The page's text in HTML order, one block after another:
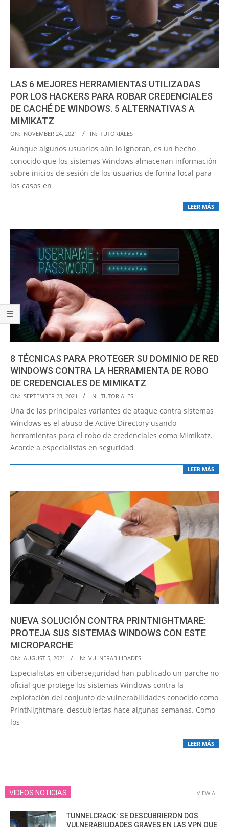
LAS 6 MEJORES HERRAMIENTAS UTILIZADAS
POR LOS HACKERS PARA ROBAR CREDENCIALES
DE CACHÉ DE WINDOWS. 5 ALTERNATIVAS A
MIMIKATZ
2021-
11-
ON: NOVEMBER 24, 2021 IN: TUTORIALES
Aunque algunos usuarios aún lo ignoran, es un hecho
conocido que los sistemas Windows almacenan información
sobre inicios de sesión de los usuarios de forma local para
los casos en
LEER MÁS
8 TÉCNICAS PARA PROTEGER SU DOMINIO DE RED
WINDOWS CONTRA LA HERRAMIENTA DE ROBO
DE CREDENCIALES DE MIMIKATZ
2021-
09-
23
ON: SEPTEMBER 23, 2021 IN: TUTORIALES
Una de las principales variantes de ataque contra sistemas
Windows es el abuso de Active Directory usando
herramientas para el robo de credenciales como Mimikatz.
Acorde a especialistas en seguridad
LEER MÁS
NUEVA SOLUCIÓN CONTRA PRINTNIGHTMARE:
PROTEJA SUS SISTEMAS WINDOWS CON ESTE
MICROPARCHE
2021-
08-
05
ON: AUGUST 5, 2021 IN: VULNERABILIDADES
Especialistas en ciberseguridad han publicado un parche no
oficial que protege los sistemas Windows contra la
explotación del conjunto de vulnerabilidades conocido como
PrintNightmare, descubiertas hace algunas semanas. Como
los
LEER MÁS
VIDEOS NOTICIAS VIEW ALL
TUNNELCRACK: SE DESCUBRIERON DOS
VULNERABILIDADES GRAVES EN LAS VPN QUE